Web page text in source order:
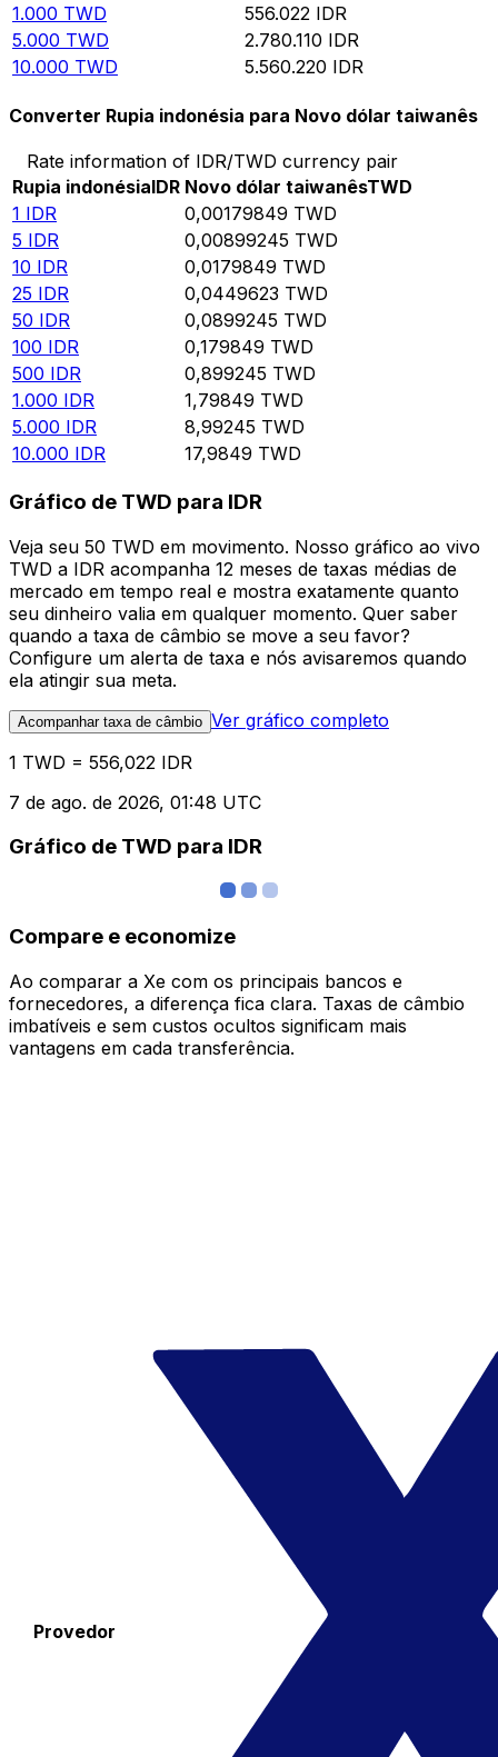
1.000 TWD 556.022 IDR
5.000 TWD 2.780.110 IDR
10.000 TWD 5.560.220 IDR
Converter Rupia indonésia para Novo dólar taiwanês
Rate information of IDR/TWD currency pair
Rupia indonésiaIDR Novo dólar taiwanêsTWD
1 IDR 0,00179849 TWD
5 IDR 0,00899245 TWD
10 IDR 0,0179849 TWD
25 IDR 0,0449623 TWD
50 IDR 0,0899245 TWD
100 IDR 0,179849 TWD
500 IDR 0,899245 TWD
1.000 IDR 1,79849 TWD
5.000 IDR 8,99245 TWD
10.000 IDR 17,9849 TWD
Gráfico de TWD para IDR
Veja seu 50 TWD em movimento. Nosso gráfico ao vivo
TWD a IDR acompanha 12 meses de taxas médias de
mercado em tempo real e mostra exatamente quanto
seu dinheiro valia em qualquer momento. Quer saber
quando a taxa de câmbio se move a seu favor?
Configure um alerta de taxa e nós avisaremos quando
ela atingir sua meta.
Acompanhar taxa de câmbio Ver gráfico completo
1 TWD = 556,022 IDR
7 de ago. de 2026, 01:48 UTC
Gráfico de TWD para IDR
Compare e economize
Ao comparar a Xe com os principais bancos e
fornecedores, a diferença fica clara. Taxas de câmbio
imbatíveis e sem custos ocultos significam mais
vantagens em cada transferência.
Provedor